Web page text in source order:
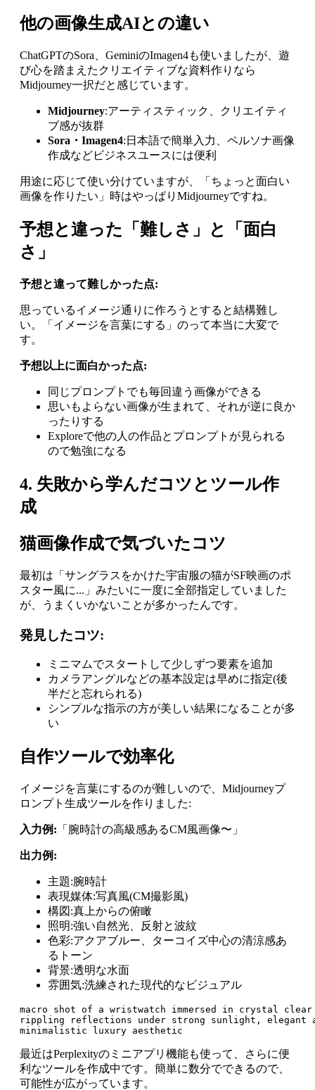
他の画像生成AIとの違い
ChatGPTのSora、GeminiのImagen4も使いましたが、遊
び心を踏まえたクリエイティブな資料作りなら
Midjourney一択だと感じています。
Midjourney:アーティスティック、クリエイティ
ブ感が抜群
Sora・Imagen4:日本語で簡単入力、ペルソナ画像
作成などビジネスユースには便利
用途に応じて使い分けていますが、「ちょっと面白い
画像を作りたい」時はやっぱりMidjourneyですね。
予想と違った「難しさ」と「面白
さ」
予想と違って難しかった点:
思っているイメージ通りに作ろうとすると結構難し
い。「イメージを言葉にする」のって本当に大変で
す。
予想以上に面白かった点:
同じプロンプトでも毎回違う画像ができる
思いもよらない画像が生まれて、それが逆に良か
ったりする
Exploreで他の人の作品とプロンプトが見られる
ので勉強になる
4. 失敗から学んだコツとツール作
成
猫画像作成で気づいたコツ
最初は「サングラスをかけた宇宙服の猫がSF映画のポ
スター風に...」みたいに一度に全部指定していました
が、うまくいかないことが多かったんです。
発見したコツ:
ミニマムでスタートして少しずつ要素を追加
カメラアングルなどの基本設定は早めに指定(後
半だと忘れられる)
シンプルな指示の方が美しい結果になることが多
い
自作ツールで効率化
イメージを言葉にするのが難しいので、Midjourneyプ
ロンプト生成ツールを作りました:
入力例: 「腕時計の高級感あるCM風画像〜」
出力例:
主題:腕時計
表現媒体:写真風(CM撮影風)
構図:真上からの俯瞰
照明:強い自然光、反射と波紋
色彩:アクアブルー、ターコイズ中心の清涼感あ
るトーン
背景:透明な水面
雰囲気:洗練された現代的なビジュアル
macro shot of a wristwatch immersed in crystal
rippling reflections under strong sunlight, elegant
最近はPerplexityのミニアプリ機能も使って、さらに便
利なツールを作成中です。簡単に数分でできるので、
可能性が広がっています。